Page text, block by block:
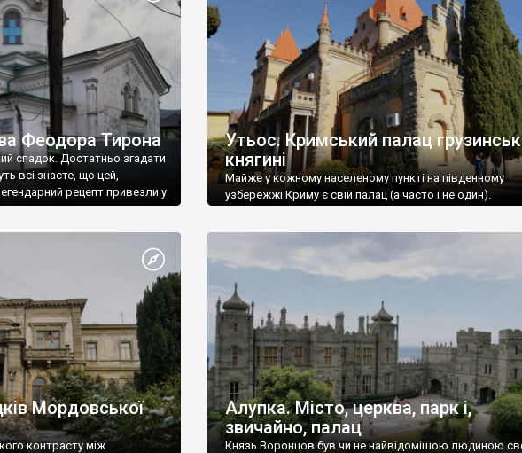
місто […]
Феодора Тирона
спадок. Достатньо згадати
всі знаєте, що цей,
рецепт привезли у
Утьос. Кримський палац
княгині
Майже у кожному населеному пункті на південному
узбережжі Криму є свій палац (а часто і не один).
Мордовської
контрасту між
Алупка. Місто, церква, парк і,
звичайно, палац
Князь Воронцов був чи не найвідомішою людиною